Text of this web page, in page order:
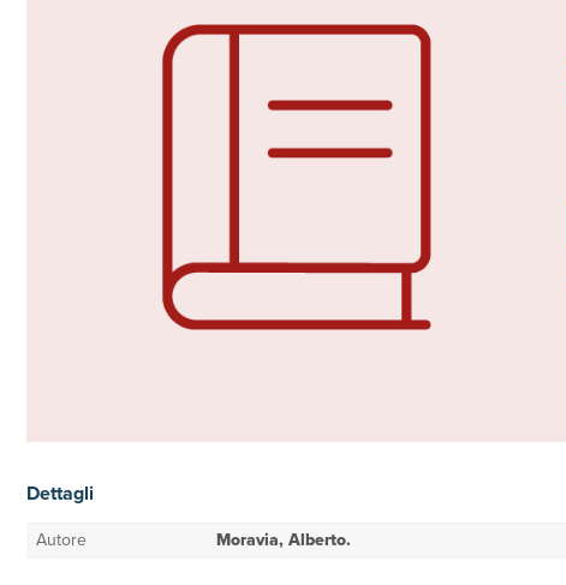
Dettagli
Autore Moravia, Alberto.